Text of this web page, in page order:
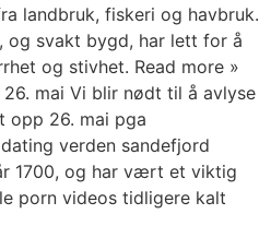
landbruk, fiskeri og havbruk.
og svakt bygd, har lett for å
og stivhet. Read more »
mai Vi blir nødt til å avlyse
opp 26. mai pga
verden sandefjord
1700, og har vært et viktig
porn videos tidligere kalt